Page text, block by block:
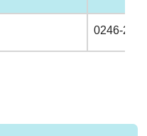
0246-28-